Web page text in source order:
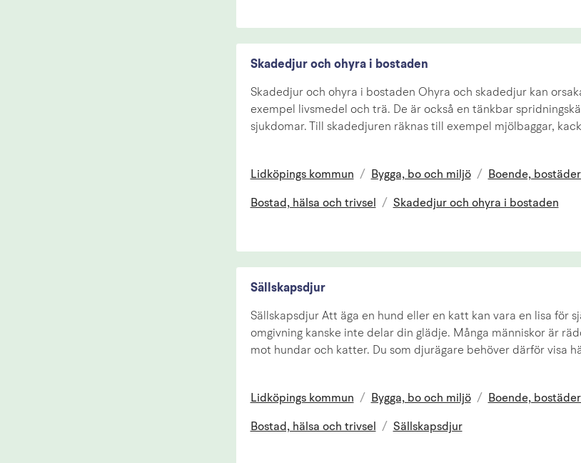
Skadedjur och ohyra i bostaden
Skadedjur och ohyra i bostaden Ohyra och skadedjur kan
exempel livsmedel och trä. De är också en tänkbar
sjukdomar. Till skadedjuren räknas till exempel mjölbaggar,
Lidköpings kommun / Bygga, bo och miljö / Boende,
Bostad, hälsa och trivsel / Skadedjur och ohyra i bostaden
Sällskapsdjur
Sällskapsdjur Att äga en hund eller en katt kan vara en lisa för
omgivning kanske inte delar din glädje. Många människor är
mot hundar och katter. Du som djurägare behöver därför visa
Lidköpings kommun / Bygga, bo och miljö / Boende,
Bostad, hälsa och trivsel / Sällskapsdjur